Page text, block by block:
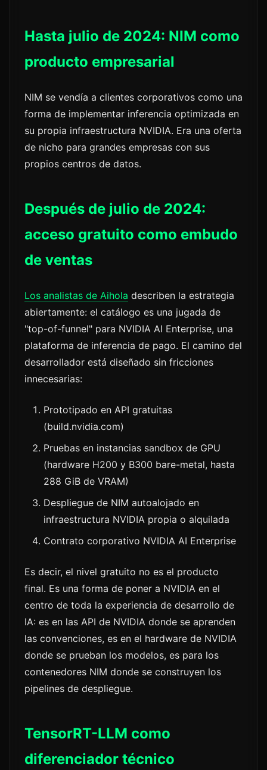
Hasta julio de 2024: NIM como
producto empresarial
NIM se vendía a clientes corporativos como una
forma de implementar inferencia optimizada en
su propia infraestructura NVIDIA. Era una oferta
de nicho para grandes empresas con sus
propios centros de datos.
Después de julio de 2024:
acceso gratuito como embudo
de ventas
Los analistas de Aihola describen la estrategia
abiertamente: el catálogo es una jugada de
"top-of-funnel" para NVIDIA AI Enterprise, una
plataforma de inferencia de pago. El camino del
desarrollador está diseñado sin fricciones
innecesarias:
Prototipado en API gratuitas
(build.nvidia.com)
Pruebas en instancias sandbox de GPU
(hardware H200 y B300 bare-metal, hasta
288 GiB de VRAM)
Despliegue de NIM autoalojado en
infraestructura NVIDIA propia o alquilada
Contrato corporativo NVIDIA AI Enterprise
Es decir, el nivel gratuito no es el producto
final. Es una forma de poner a NVIDIA en el
centro de toda la experiencia de desarrollo de
IA: es en las API de NVIDIA donde se aprenden
las convenciones, es en el hardware de NVIDIA
donde se prueban los modelos, es para los
contenedores NIM donde se construyen los
pipelines de despliegue.
TensorRT-LLM como
diferenciador técnico